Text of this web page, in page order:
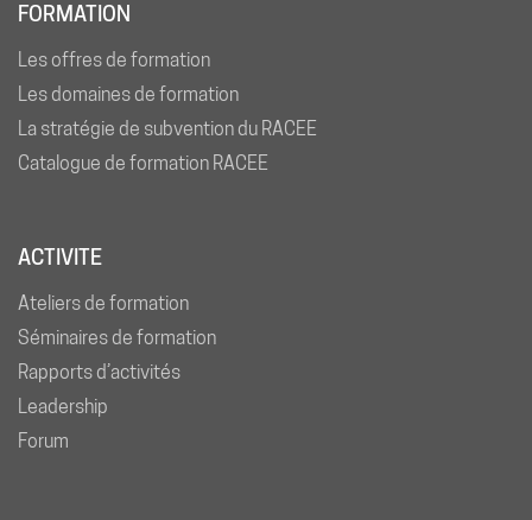
FORMATION
Les offres de formation
Les domaines de formation
La stratégie de subvention du RACEE
Catalogue de formation RACEE
ACTIVITE
Ateliers de formation
Séminaires de formation
Rapports d’activités
Leadership
Forum